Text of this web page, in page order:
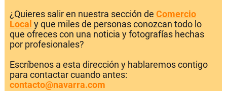
¿Quieres salir en nuestra sección de Comercio
Local y que miles de personas conozcan todo lo
que ofreces con una noticia y fotografías hechas
por profesionales?
Escríbenos a esta dirección y hablaremos contigo
para contactar cuando antes:
contacto@navarra.com